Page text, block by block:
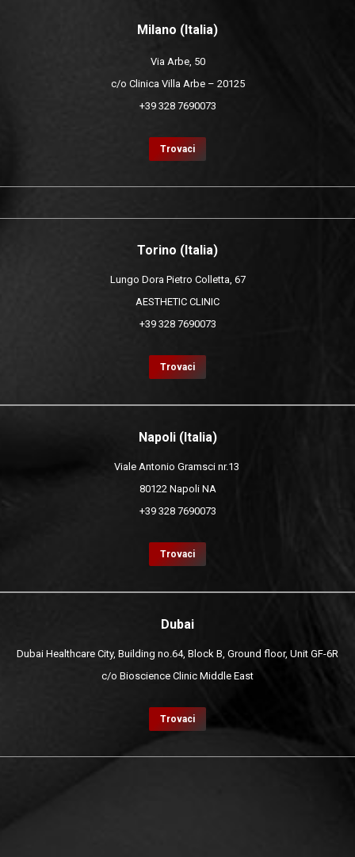
Milano (Italia)
Via Arbe, 50
c/o Clinica Villa Arbe – 20125
+39 328 7690073
Trovaci
Torino (Italia)
Lungo Dora Pietro Colletta, 67
AESTHETIC CLINIC
+39 328 7690073
Trovaci
Napoli (Italia)
Viale Antonio Gramsci nr.13
80122 Napoli NA
+39 328 7690073
Trovaci
Dubai
Dubai Healthcare City, Building no.64, Block B, Ground floor, Unit GF-6R
c/o Bioscience Clinic Middle East
Trovaci